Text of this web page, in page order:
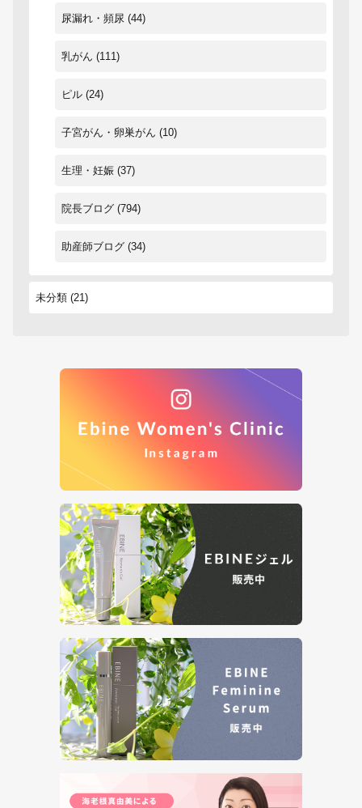
尿漏れ・頻尿 (44)
乳がん (111)
ピル (24)
子宮がん・卵巣がん (10)
生理・妊娠 (37)
院長ブログ (794)
助産師ブログ (34)
未分類 (21)